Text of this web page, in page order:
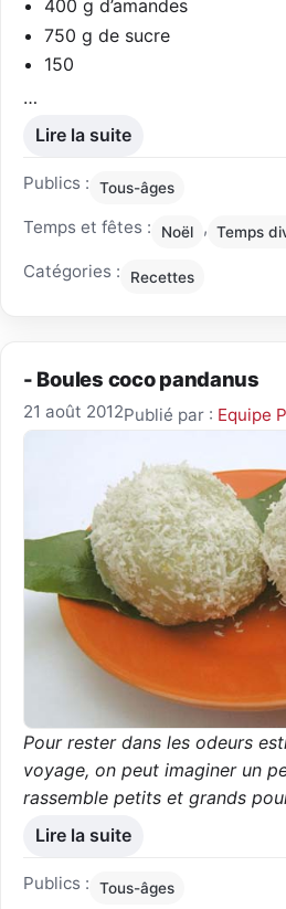
400 g d’amandes
750 g de sucre
150
…
Lire la suite
Publics : Tous-âges
Temps et fêtes : Noël , Temps
Catégories : Recettes
- Boules coco pandanus
21 août 2012Publié par : Equipe
Pour rester dans les odeurs
voyage, on peut imaginer un
rassemble petits et grands
Lire la suite
Publics : Tous-âges